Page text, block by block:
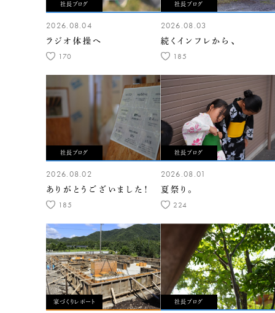
社長ブログ
2026.08.04
ラジオ体操へ
170
社長ブログ
2026.08.03
続くインフレから、
185
社長ブログ
2026.08.02
ありがとうございました！
185
社長ブログ
2026.08.01
夏祭り。
224
家づくりレポート 社長ブログ